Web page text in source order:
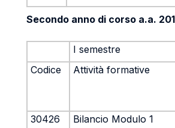
Secondo anno di corso a.a.
I semestre
Codice
Attività formative
30426
Bilancio Modulo 1